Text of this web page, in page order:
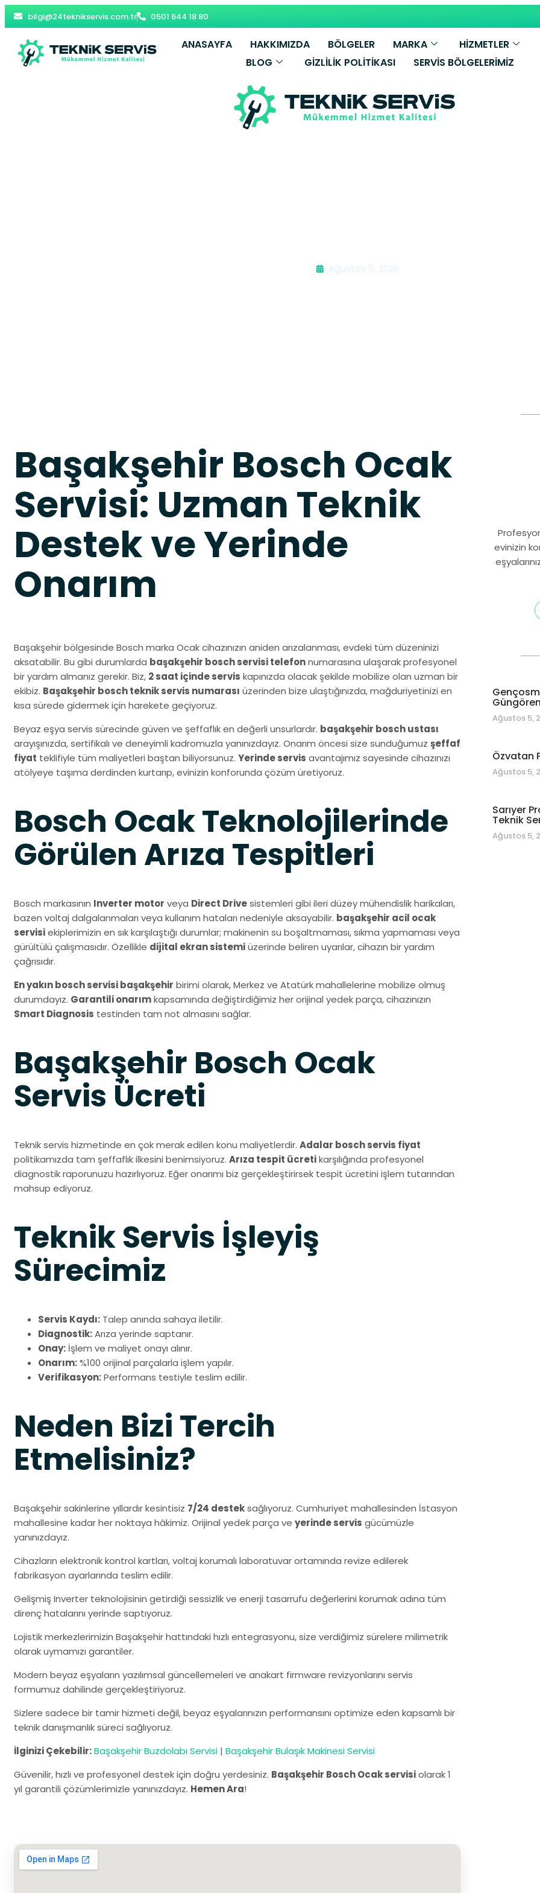
bilgi@24teknikservis.com.tr 0501 644 18 80
ANASAYFA HAKKIMIZDA BÖLGELER MARKA HİZMETLER
BLOG
GIZLILIK POLITIKASI SERVIS BÖLGELERIMIZ
Ağustos 5, 2026
Başakşehir Bosch Ocak
Servisi: Uzman Teknik
Destek ve Yerinde
Onarım
Başakşehir bölgesinde Bosch marka Ocak cihazınızın aniden arızalanması, evdeki tüm düzeninizi
aksatabilir. Bu gibi durumlarda başakşehir bosch servisi telefonnumarasına ulaşarak profesyonel
bir yardım almanız gerekir. Biz, 2 saat içinde servis kapınızda olacak şekilde mobilize olan uzman bir
ekibiz. Başakşehir bosch teknik servis numarası üzerinden bize ulaştığınızda, mağduriyetinizi en
kısa sürede gidermek için harekete geçiyoruz.
Beyaz eşya servis sürecinde güven ve şeffaflık en değerli unsurlardır. başakşehir bosch ustası
arayışınızda, sertifikalı ve deneyimli kadromuzla yanınızdayız. Onarım öncesi size sunduğumuz şeffaf
fiyat teklifiyle tüm maliyetleri baştan biliyorsunuz. Yerinde servis avantajımız sayesinde cihazınızı
atölyeye taşıma derdinden kurtarıp, evinizin konforunda çözüm üretiyoruz.
Bosch Ocak Teknolojilerinde
Görülen Arıza Tespitleri
Bosch markasının Inverter motor veya Direct Drivesistemleri gibi ileri düzey mühendislik harikaları,
bazen voltaj dalgalanmaları veya kullanım hataları nedeniyle aksayabilir. başakşehir acil ocak
servisiekiplerimizin en sık karşılaştığı durumlar; makinenin su boşaltmaması, sıkma yapmaması veya
gürültülü çalışmasıdır. Özellikle dijital ekran sistemiüzerinde beliren uyarılar, cihazın bir yardım
çağrısıdır.
En yakın bosch servisi başakşehir birimi olarak, Merkez ve Atatürk mahallelerine mobilize olmuş
durumdayız. Garantili onarımkapsamında değiştirdiğimiz her orijinal yedek parça, cihazınızın
Smart Diagnosis testinden tam not almasını sağlar.
Başakşehir Bosch Ocak
Servis Ücreti
Teknik servis hizmetinde en çok merak edilen konu maliyetlerdir. Adalar bosch servis fiyat
politikamızda tam şeffaflık ilkesini benimsiyoruz. Arıza tespit ücretikarşılığında profesyonel
diagnostik raporunuzu hazırlıyoruz. Eğer onarımı biz gerçekleştirirsek tespit ücretini işlem tutarından
mahsup ediyoruz.
Teknik Servis İşleyiş
Sürecimiz
Servis Kaydı: Talep anında sahaya iletilir.
Diagnostik:Arıza yerinde saptanır.
Onay: İşlem ve maliyet onayı alınır.
Onarım:%100 orijinal parçalarla işlem yapılır.
Verifikasyon:Performans testiyle teslim edilir.
Neden Bizi Tercih
Etmelisiniz?
Başakşehir sakinlerine yıllardır kesintisiz 7/24 desteksağlıyoruz. Cumhuriyet mahallesinden İstasyon
mahallesine kadar her noktaya hâkimiz. Orijinal yedek parça ve yerinde servis gücümüzle
yanınızdayız.
Cihazların elektronik kontrol kartları, voltaj korumalı laboratuvar ortamında revize edilerek
fabrikasyon ayarlarında teslim edilir.
Gelişmiş Inverter teknolojisinin getirdiği sessizlik ve enerji tasarrufu değerlerini korumak adına tüm
direnç hatalarını yerinde saptıyoruz.
Lojistik merkezlerimizin Başakşehir hattındaki hızlı entegrasyonu, size verdiğimiz sürelere milimetrik
olarak uymamızı garantiler.
Modern beyaz eşyaların yazılımsal güncellemeleri ve anakart firmware revizyonlarını servis
formumuz dahilinde gerçekleştiriyoruz.
Sizlere sadece bir tamir hizmeti değil, beyaz eşyalarınızın performansını optimize eden kapsamlı bir
teknik danışmanlık süreci sağlıyoruz.
İlginizi Çekebilir:Başakşehir Buzdolabı Servisi | Başakşehir Bulaşık Makinesi Servisi
Güvenilir, hızlı ve profesyonel destek için doğru yerdesiniz. Başakşehir Bosch Ocak servisiolarak 1
yıl garantili çözümlerimizle yanınızdayız. Hemen Ara!
evinizin
Ağustos 5,
Özvatan
Ağustos 5,
Sarıyer
Teknik
Ağustos 5,